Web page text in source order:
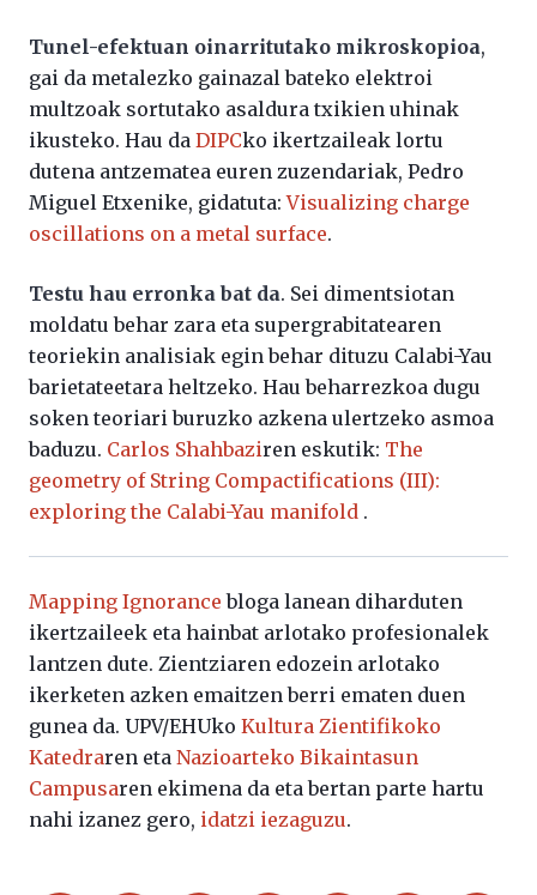
Tunel-efektuan oinarritutako mikroskopioa,
gai da metalezko gainazal bateko elektroi
multzoak sortutako asaldura txikien uhinak
ikusteko. Hau da DIPCko ikertzaileak lortu
dutena antzematea euren zuzendariak, Pedro
Miguel Etxenike, gidatuta:Visualizing charge
oscillations on a metal surface.
Testu hau erronka bat da. Sei dimentsiotan
moldatu behar zara eta supergrabitatearen
teoriekin analisiak egin behar dituzu Calabi-Yau
barietateetara heltzeko. Hau beharrezkoa dugu
soken teoriari buruzko azkena ulertzeko asmoa
baduzu. Carlos Shahbaziren eskutik: The
geometry of String Compactifications (III):
exploring the Calabi-Yau manifold .
Mapping Ignorance bloga lanean diharduten
ikertzaileek eta hainbat arlotako profesionalek
lantzen dute. Zientziaren edozein arlotako
ikerketen azken emaitzen berri ematen duen
gunea da. UPV/EHUko Kultura Zientifikoko
Katedraren eta Nazioarteko Bikaintasun
Campusaren ekimena da eta bertan parte hartu
nahi izanez gero, idatzi iezaguzu.